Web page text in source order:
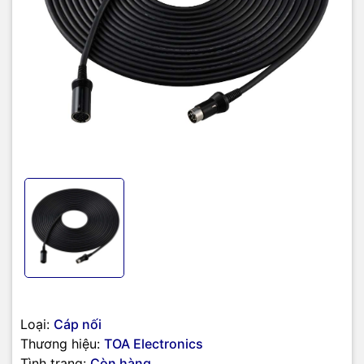
Loại: Cáp nối
Thương hiệu: TOA Electronics
Đặc điểm nổi bật
Chiều dài 10m: Giúp kết nối thiết bị ở khoảng cách xa linh hoạt,
không cần thay đổi vị trí lắp đặt.
Truyền tín hiệu ổn định
: Dây dẫn chất lượng cao, giảm thiểu suy
Vật liệu bền bỉ: Vỏ bọc cách điện, chống mài mòn, tăng độ an toàn
khi sử dụng.
Ứng dụng rộng rãi : Dùng cho hệ thống âm thanh, thiết bị điện tử,
máy móc, hoặc các thiết bị cần kéo dài kết nối.
AS
Giải pháp tối ưu để mở rộng kết nối thiết bị xa hơn.